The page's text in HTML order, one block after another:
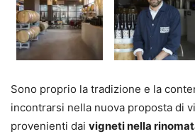
Sono proprio la tradizione e la
incontrarsi nella nuova proposta di
provenienti dai vigneti nella